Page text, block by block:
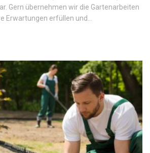
Gern übernehmen wir die Gartenarbeiten
Erwartungen erfüllen und…